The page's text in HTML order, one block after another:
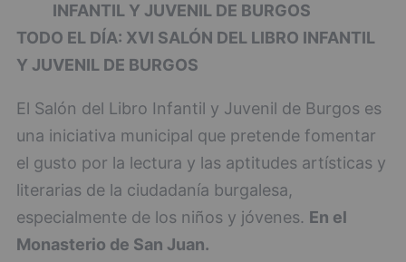
INFANTIL Y JUVENIL DE BURGOS
TODO EL DÍA: XVI SALÓN DEL LIBRO INFANTIL
Y JUVENIL DE BURGOS
El Salón del Libro Infantil y Juvenil de Burgos es
una iniciativa municipal que pretende fomentar
el gusto por la lectura y las aptitudes artísticas y
literarias de la ciudadanía burgalesa,
especialmente de los niños y jóvenes. En el
Monasterio de San Juan.